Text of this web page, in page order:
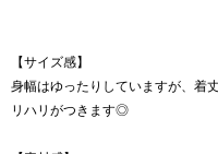
【サイズ感】
身幅はゆったりしていますが、着
リハリがつきます◎